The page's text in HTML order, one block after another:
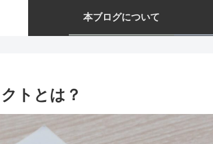
本ブログについて
トとは？